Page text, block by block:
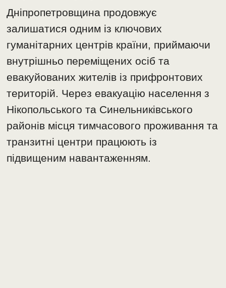
Дніпропетровщина продовжує
залишатися одним із ключових
гуманітарних центрів країни, приймаючи
внутрішньо переміщених осіб та
евакуйованих жителів із прифронтових
територій. Через евакуацію населення з
Нікопольського та Синельниківського
районів місця тимчасового проживання та
транзитні центри працюють із
підвищеним навантаженням.